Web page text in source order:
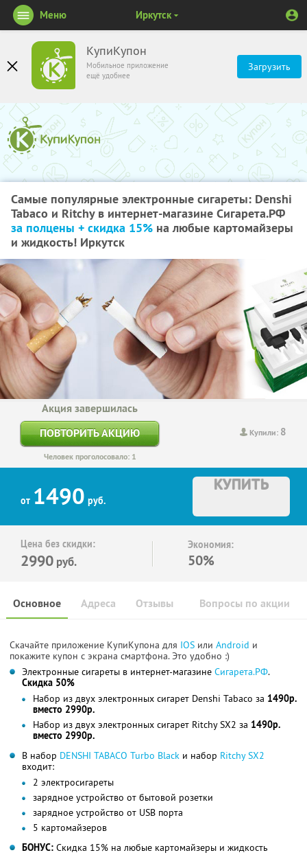
КупиКупон
Мобильное приложение
ещё удобнее
Загрузить
Меню Иркутск
Самые популярные электронные сигареты: Denshi
Tabaco и Ritchy в интернет-магазине Сигарета.РФ
за полцены + скидка 15% на любые картомайзеры
и жидкость! Иркутск
Купили: 8
Акция завершилась
ПОВТОРИТЬ АКЦИЮ
Человек проголосовало: 1
от 1490 руб.
КУПИТЬ
Цена без скидки:
2990 руб.
Экономия:
50%
Основное Отзывы Вопросы по акции
Адреса
Скачайте приложение КупиКупона для IOS или Android и
покажите купон с экрана смартфона. Это удобно :)
Электронные сигареты в интернет-магазине Сигарета.РФ.
Скидка 50%
Набор из двух электронных сигарет Denshi Tabaco за 1490р.
вместо 2990р.
Набор из двух электронных сигарет Ritchy SX2 за 1490р.
вместо 2990р.
В набор DENSHI TABACO Turbo Black и набор Ritchy SX2
входит:
2 электросигареты
зарядное устройство от бытовой розетки
зарядное устройство от USB порта
5 картомайзеров
БОНУС: Скидка 15% на любые картомайзеры и жидкость